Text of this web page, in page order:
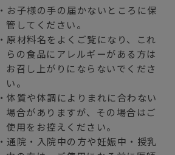
・お子様の手の届かないところに保
管してください。
・原材料名をよくご覧になり、これ
らの食品にアレルギーがある方は
お召し上がりにならないでくださ
い。
・体質や体調によりまれに合わない
場合がありますが、その場合はご
使用をお控えください。
・通院・入院中の方や妊娠中・授乳